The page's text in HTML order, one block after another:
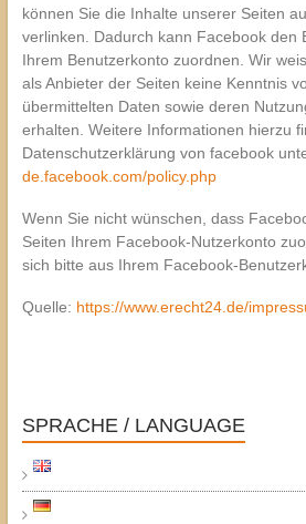
können Sie die Inhalte unserer Seiten
verlinken. Dadurch kann Facebook den
Ihrem Benutzerkonto zuordnen. Wir
als Anbieter der Seiten keine Kenntnis
übermittelten Daten sowie deren
erhalten. Weitere Informationen hierzu
Datenschutzerklärung von facebook
de.facebook.com/policy.php
Wenn Sie nicht wünschen, dass
Seiten Ihrem Facebook-Nutzerkonto
sich bitte aus Ihrem Facebook-
Quelle: https://www.erecht24.de/
SPRACHE / LANGUAGE